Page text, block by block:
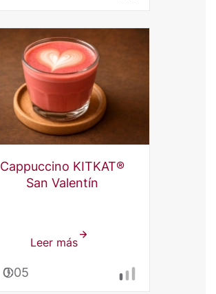
KITKAT®
Cappuccino KITKAT®
San Valentín
Leer mássobre
KITKAT®
0:05